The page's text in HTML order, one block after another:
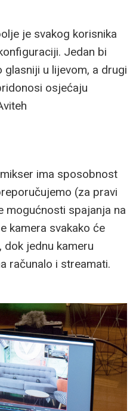
je svakog korisnika
Jedan bi
u lijevom, a drugi
osjećaju
ima sposobnost
(za pravi
mogućnosti spajanja na
kamera svakako će
dok jednu kameru
računalo i streamati.